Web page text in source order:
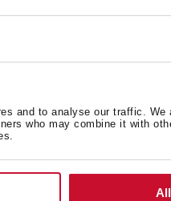
and to analyse our traffic. We
who may combine it with